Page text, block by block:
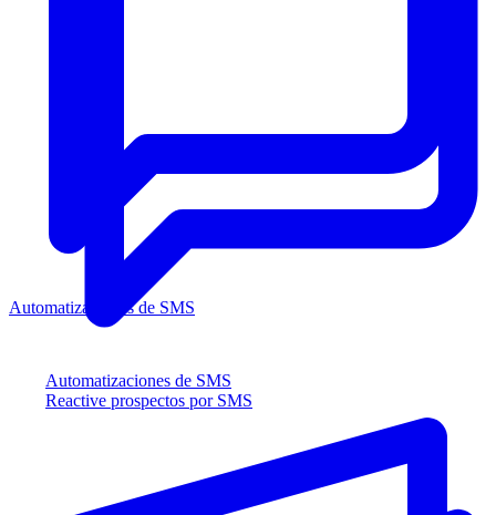
Automatizaciones de SMS
Reactive prospectos por SMS
Automatizaciones de SMS